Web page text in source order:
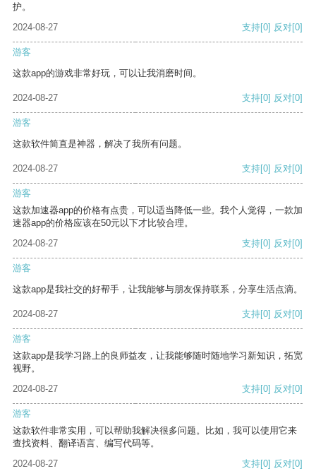
护。
2024-08-27
支持[0] 反对[0]
游客
这款app的游戏非常好玩，可以让我消磨时间。
2024-08-27 支持[0] 反对[0]
游客
这款软件简直是神器，解决了我所有问题。
2024-08-27 支持[0] 反对[0]
游客
这款加速器app的价格有点贵，可以适当降低一些。我个人觉得，一款加
速器app的价格应该在50元以下才比较合理。
2024-08-27
支持[0] 反对[0]
游客
这款app是我社交的好帮手，让我能够与朋友保持联系，分享生活点滴。
2024-08-27 支持[0] 反对[0]
游客
这款app是我学习路上的良师益友，让我能够随时随地学习新知识，拓宽
视野。
2024-08-27
支持[0] 反对[0]
游客
这款软件非常实用，可以帮助我解决很多问题。比如，我可以使用它来
查找资料、翻译语言、编写代码等。
2024-08-27
支持[0] 反对[0]